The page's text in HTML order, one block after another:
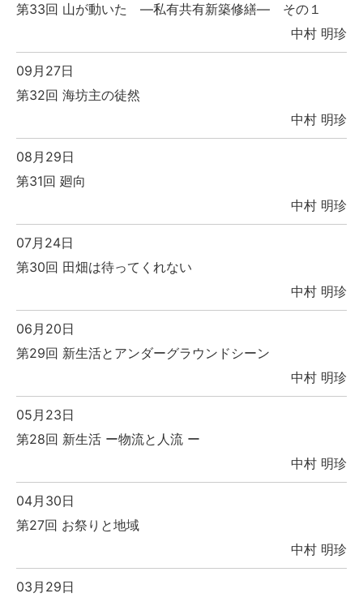
第33回 山が動いた ―私有共有新築修繕― その１
中村 明珍
09月27日
第32回 海坊主の徒然
中村 明珍
08月29日
第31回 廻向
中村 明珍
07月24日
第30回 田畑は待ってくれない
中村 明珍
06月20日
第29回 新生活とアンダーグラウンドシーン
中村 明珍
05月23日
第28回 新生活 ー物流と人流 ー
中村 明珍
04月30日
第27回 お祭りと地域
中村 明珍
03月29日